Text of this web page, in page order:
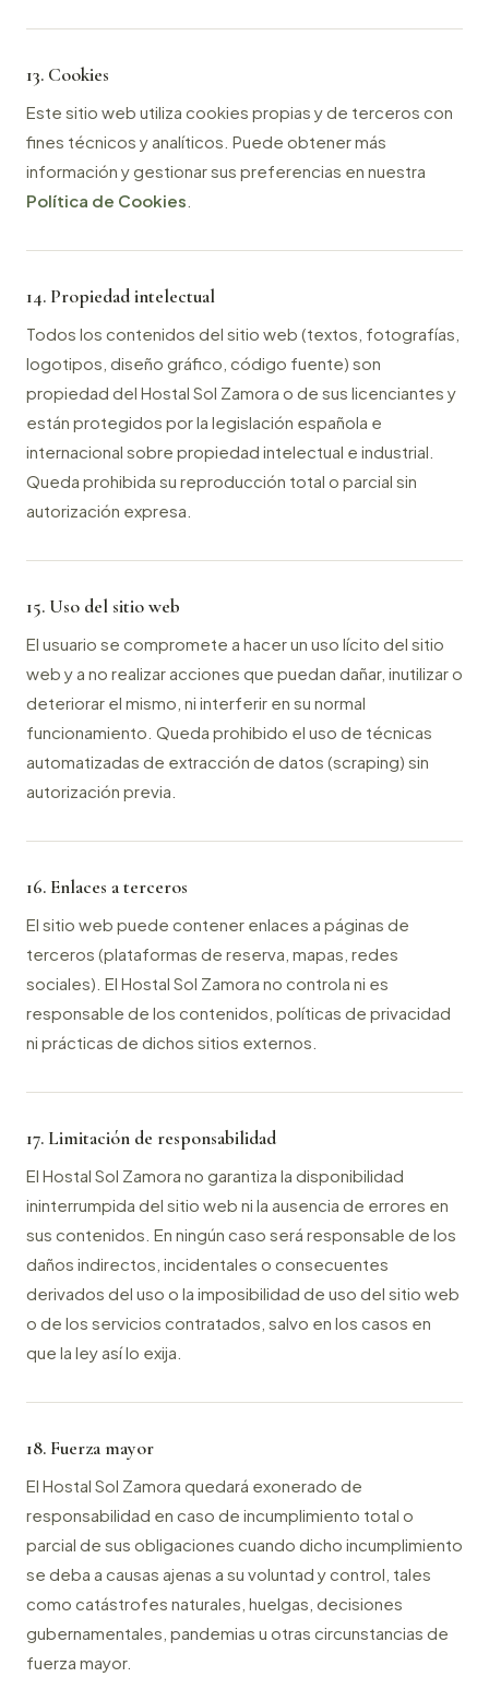
13. Cookies
Este sitio web utiliza cookies propias y de terceros con
fines técnicos y analíticos. Puede obtener más
información y gestionar sus preferencias en nuestra
Política de Cookies
14. Propiedad intelectual
Todos los contenidos del sitio web (textos, fotografías,
logotipos, diseño gráfico, código fuente) son
propiedad del Hostal Sol Zamora o de sus licenciantes y
están protegidos por la legislación española e
internacional sobre propiedad intelectual e industrial.
Queda prohibida su reproducción total o parcial sin
autorización expresa.
15. Uso del sitio web
El usuario se compromete a hacer un uso lícito del sitio
web y a no realizar acciones que puedan dañar, inutilizar o
deteriorar el mismo, ni interferir en su normal
funcionamiento. Queda prohibido el uso de técnicas
automatizadas de extracción de datos (scraping) sin
autorización previa.
16. Enlaces a terceros
El sitio web puede contener enlaces a páginas de
terceros (plataformas de reserva, mapas, redes
sociales). El Hostal Sol Zamora no controla ni es
responsable de los contenidos, políticas de privacidad
ni prácticas de dichos sitios externos.
17. Limitación de responsabilidad
El Hostal Sol Zamora no garantiza la disponibilidad
ininterrumpida del sitio web ni la ausencia de errores en
sus contenidos. En ningún caso será responsable de los
daños indirectos, incidentales o consecuentes
derivados del uso o la imposibilidad de uso del sitio web
o de los servicios contratados, salvo en los casos en
que la ley así lo exija.
18. Fuerza mayor
El Hostal Sol Zamora quedará exonerado de
responsabilidad en caso de incumplimiento total o
parcial de sus obligaciones cuando dicho incumplimiento
se deba a causas ajenas a su voluntad y control, tales
como catástrofes naturales, huelgas, decisiones
gubernamentales, pandemias u otras circunstancias de
fuerza mayor.